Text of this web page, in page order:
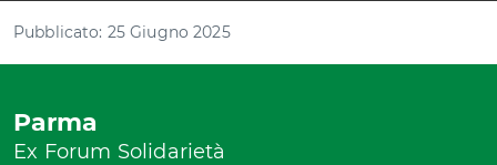
Pubblicato: 25 Giugno 2025
Parma
Ex Forum Solidarietà